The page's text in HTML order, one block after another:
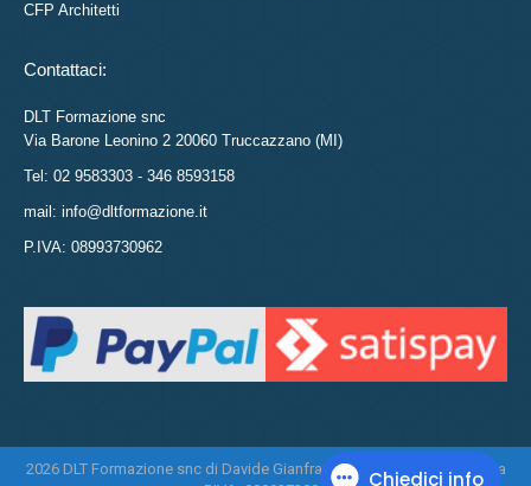
CFP Architetti
Contattaci:
DLT Formazione snc
Via Barone Leonino 2 20060 Truccazzano (MI)
Tel: 02 9583303 - 346 8593158
mail: info@dltformazione.it
P.IVA: 08993730962
2026 DLT Formazione snc di Davide Gianfranco Di Leo e Daniela Tasca